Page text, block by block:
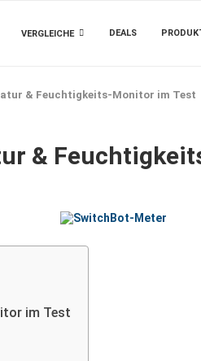
VERGLEICHE DEALS
& Feuchtigkeits-Monitor im Test
&
im Test